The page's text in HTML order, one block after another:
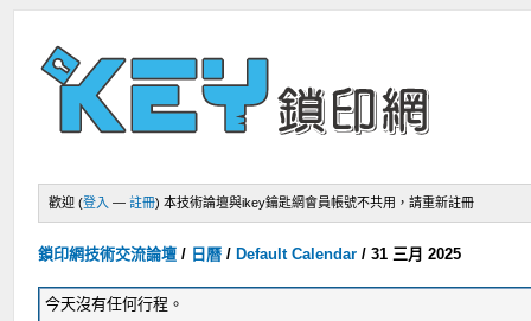
歡迎 (登入 —註冊) 本技術論壇與ikey鑰匙網會員帳號不共用，請重新註冊
鎖印網技術交流論壇 / 日曆 / Default Calendar /31 三月 2025
今天沒有任何行程。